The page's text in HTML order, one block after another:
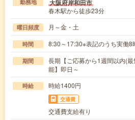
勤務地 大阪府岸和田市
春木駅から徒歩23分
曜日頻度 月～金・土
時間 8:30～17:30※表記のうち実働8
期間
長期【ご応募から1週間以内(
能】即日～
時給 時給1400円
交通費
交通費支給有り